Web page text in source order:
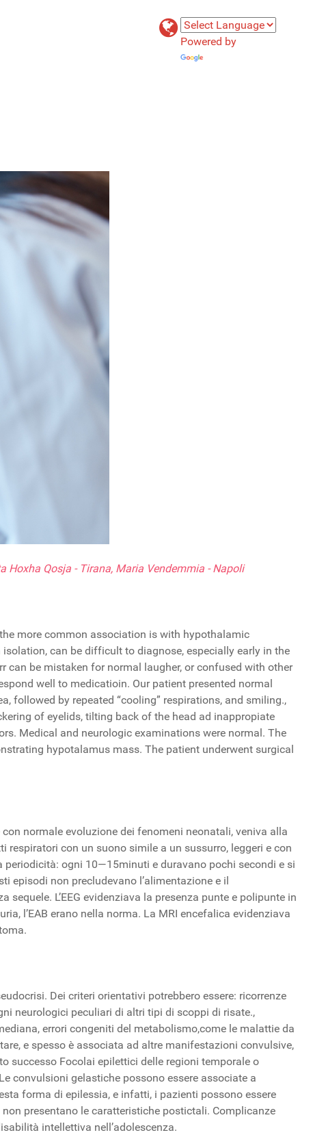
Powered by
Hoxha Qosja - Tirana, Maria Vendemmia - Napoli
more common association is with hypothalamic
can be difficult to diagnose, especially early in the
can be mistaken for normal laugher, or confused with other
well to medicatioin. Our patient presented normal
followed by repeated “cooling” respirations, and smiling.,
of eyelids, tilting back of the head ad inappropiate
Medical and neurologic examinations were normal. The
hypotalamus mass. The patient underwent surgical
normale evoluzione dei fenomeni neonatali, veniva alla
con un suono simile a un sussurro, leggeri e con
periodicità: ogni 10—15minuti e duravano pochi secondi e si
episodi non precludevano l’alimentazione e il
L’EEG evidenziava la presenza punte e polipunte in
l’EAB erano nella norma. La MRI encefalica evidenziava
Dei criteri orientativi potrebbero essere: ricorrenze
neurologici peculiari di altri tipi di scoppi di risate.,
errori congeniti del metabolismo,come le malattie da
e spesso è associata ad altre manifestazioni convulsive,
successo Focolai epilettici delle regioni temporale o
convulsioni gelastiche possono essere associate a
forma di epilessia, e infatti, i pazienti possono essere
presentano le caratteristiche postictali. Complicanze
intellettiva nell’adolescenza.